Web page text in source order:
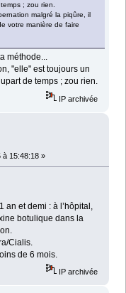
; zou rien.
malgré la piqûre, il
votre manière de faire
méthode...
"elle" est toujours un
de temps ; zou rien.
IP archivée
à 15:48:18 »
an et demi : à l’hôpital,
botulique dans la
Cialis.
de 6 mois.
IP archivée